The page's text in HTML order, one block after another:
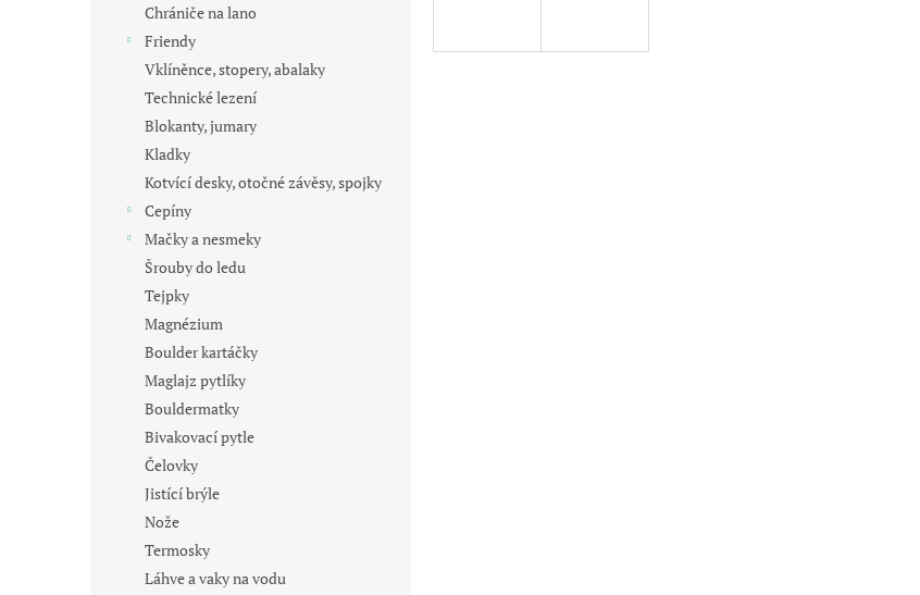
Chrániče na lano
Friendy
Vklíněnce, stopery, abalaky
Technické lezení
Blokanty, jumary
Kladky
Kotvící desky, otočné závěsy, spojky
Cepíny
Mačky a nesmeky
Šrouby do ledu
Tejpky
Magnézium
Boulder kartáčky
Maglajz pytlíky
Bouldermatky
Bivakovací pytle
Čelovky
Jistící brýle
Nože
Termosky
Láhve a vaky na vodu